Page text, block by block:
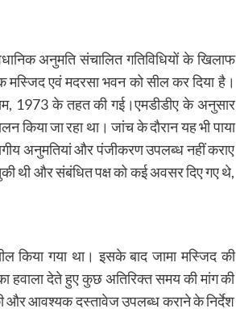
अनुमति संचालित गतिविधियों के खिलाफ
एवं मदरसा भवन को सील कर दिया है।
1973 के तहत की गई।एमडीडीए के अनुसार
किया जा रहा था। जांच के दौरान यह भी पाया
अनुमतियां और पंजीकरण उपलब्ध नहीं कराए
थी और संबंधित पक्ष को कई अवसर दिए गए थे,
किया गया था। इसके बाद जामा मस्जिद की
हवाला देते हुए कुछ अतिरिक्त समय की मांग की
और आवश्यक दस्तावेज उपलब्ध कराने के निर्देश